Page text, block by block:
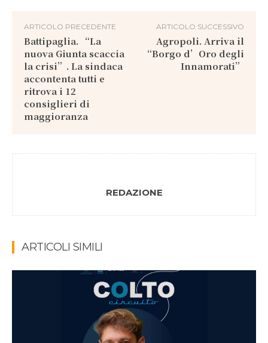
ARTICOLO PRECEDENTE
Battipaglia. “La
nuova Giunta scaccia
la crisi”. La sindaca
accontenta tutti e
ritrova i 12
consiglieri di
maggioranza
ARTICOLO SUCCESSIVO
Agropoli. Arriva il
“Borgo d’Oro degli
Innamorati”
REDAZIONE
ARTICOLI SIMILI